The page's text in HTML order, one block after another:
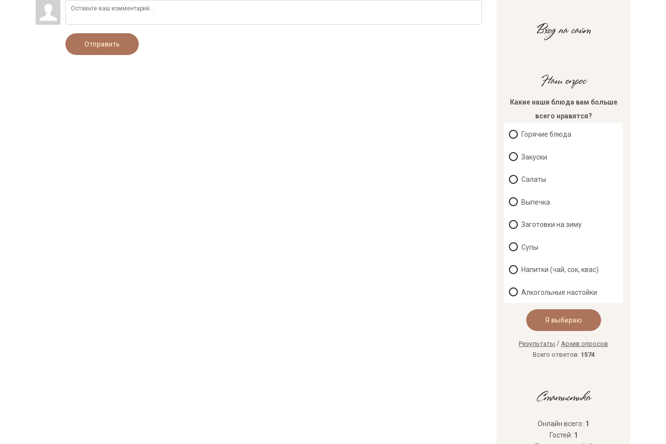
Отправить
Вход на сайт
Наш опрос
Какие наши блюда вам больше
всего нравятся?
Горячие блюда
Закуски
Салаты
Выпечка
Заготовки на зиму
Супы
Напитки (чай, сок, квас)
Алкогольные настойки
Результаты / Архив опросов
Всего ответов: 1574
Статистика
Онлайн всего: 1
Гостей: 1